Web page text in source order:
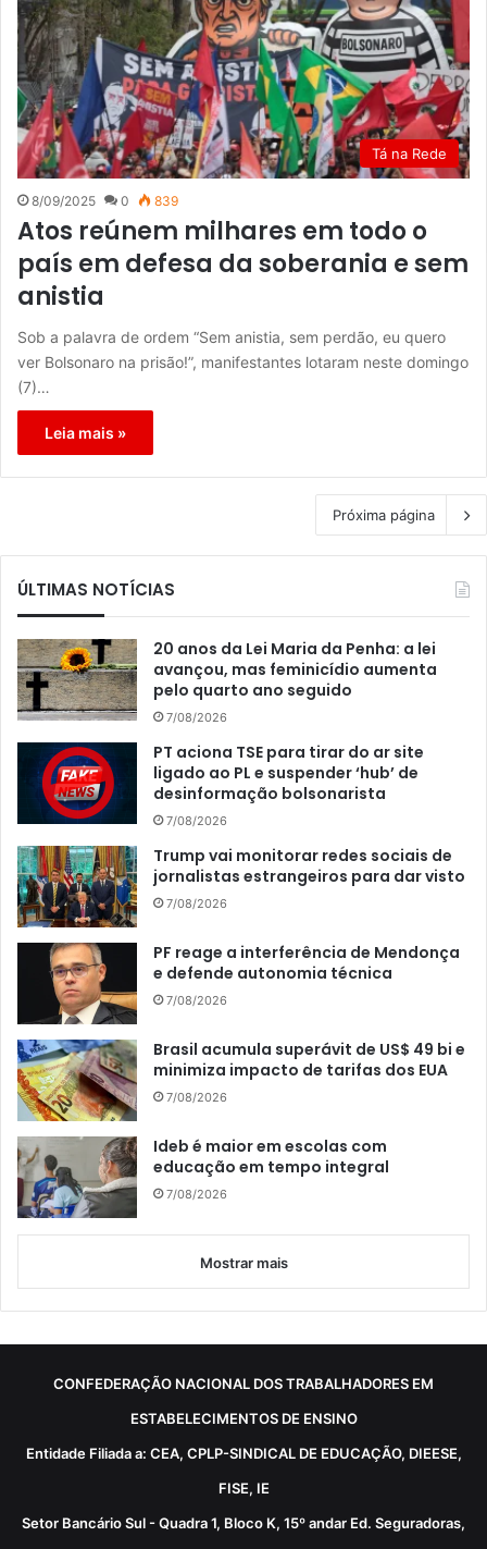
Tá na Rede
8/09/2025 0 839
Atos reúnem milhares em todo o
país em defesa da soberania e sem
anistia
Sob a palavra de ordem “Sem anistia, sem perdão, eu quero
ver Bolsonaro na prisão!”, manifestantes lotaram neste domingo
(7)…
Leia mais »
Próxima página
ÚLTIMAS NOTÍCIAS
20 anos da Lei Maria da Penha: a lei
avançou, mas feminicídio aumenta
pelo quarto ano seguido
7/08/2026
PT aciona TSE para tirar do ar site
ligado ao PL e suspender ‘hub’ de
desinformação bolsonarista
7/08/2026
Trump vai monitorar redes sociais de
jornalistas estrangeiros para dar visto
7/08/2026
PF reage a interferência de Mendonça
e defende autonomia técnica
7/08/2026
Brasil acumula superávit de US$ 49 bi e
minimiza impacto de tarifas dos EUA
7/08/2026
Ideb é maior em escolas com
educação em tempo integral
7/08/2026
Mostrar mais
CONFEDERAÇÃO NACIONAL DOS TRABALHADORES EM
ESTABELECIMENTOS DE ENSINO
Entidade Filiada a: CEA, CPLP-SINDICAL DE EDUCAÇÃO, DIEESE,
FISE, IE
Setor Bancário Sul - Quadra 1, Bloco K, 15º andar Ed. Seguradoras,